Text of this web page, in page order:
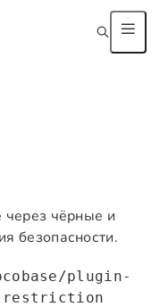
через чёрные и
безопасности.
plugin-